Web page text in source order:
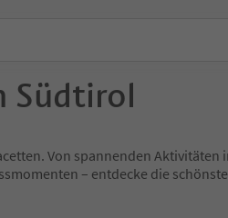
Südtirol
Von spannenden
– entdecke die